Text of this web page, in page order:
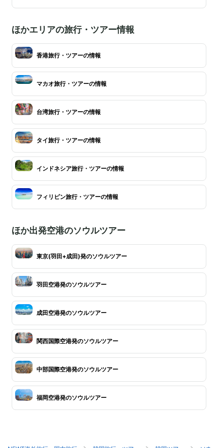
ほかエリアの旅行・ツアー情報
香港旅行・ツアーの情報
マカオ旅行・ツアーの情報
台湾旅行・ツアーの情報
タイ旅行・ツアーの情報
インドネシア旅行・ツアーの情報
フィリピン旅行・ツアーの情報
ほか出発空港のソウルツアー
東京(羽田+成田)発のソウルツアー
羽田空港発のソウルツアー
成田空港発のソウルツアー
関西国際空港発のソウルツアー
中部国際空港発のソウルツアー
福岡空港発のソウルツアー